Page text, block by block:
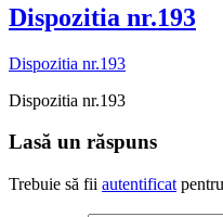
Dispozitia nr.193
Dispozitia nr.193
Dispozitia nr.193
Lasă un răspuns
Trebuie să fii autentificat